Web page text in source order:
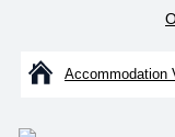
Accommodation